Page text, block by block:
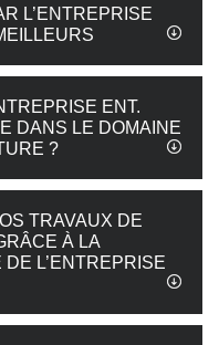
L’ENTREPRISE
ENT.
DANS LE DOMAINE
?
TRAVAUX DE
À LA
L’ENTREPRISE